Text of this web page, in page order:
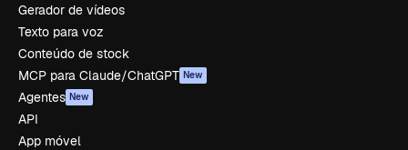
Gerador de vídeos
Texto para voz
Conteúdo de stock
MCP para Claude/ChatGPT New
Agentes New
API
App móvel